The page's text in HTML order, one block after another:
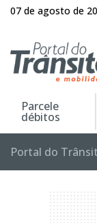
07 de agosto de
Parcele
débitos
Portal do